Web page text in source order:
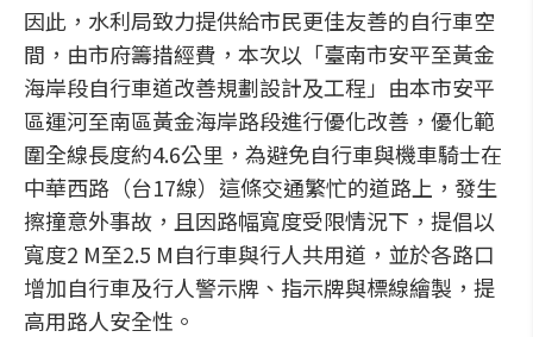
因此，水利局致力提供給市民更佳友善的自行車空
間，由市府籌措經費，本次以「臺南市安平至黃金
海岸段自行車道改善規劃設計及工程」由本市安平
區運河至南區黃金海岸路段進行優化改善，優化範
圍全線長度約4.6公里，為避免自行車與機車騎士在
中華西路（台17線）這條交通繁忙的道路上，發生
擦撞意外事故，且因路幅寬度受限情況下，提倡以
寬度2 M至2.5 M自行車與行人共用道，並於各路口
增加自行車及行人警示牌、指示牌與標線繪製，提
高用路人安全性。